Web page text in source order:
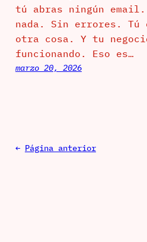
tú abras ningún
nada. Sin errores. Tú
otra cosa. Y tu
funcionando. Eso es…
marzo 20, 2026
← Página anterior